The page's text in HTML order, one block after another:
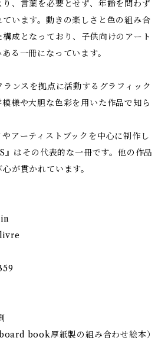
、言葉を必要とせず、年齢を問わず
います。動きの楽しさと色の組み合
成となっており、子供向けのアート
る一冊になっています。
ンスを拠点に活動するグラフィック
様や大胆な色彩を用いた作品で知ら
アーティストブックを中心に制作し
はその代表的な一冊です。他の作品
が貫かれています。
book厚紙製の組み合わせ絵本）